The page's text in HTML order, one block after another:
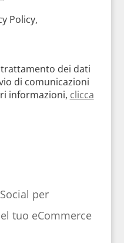
Policy,
dei dati
di comunicazioni
informazioni, clicca
per
tuo eCommerce